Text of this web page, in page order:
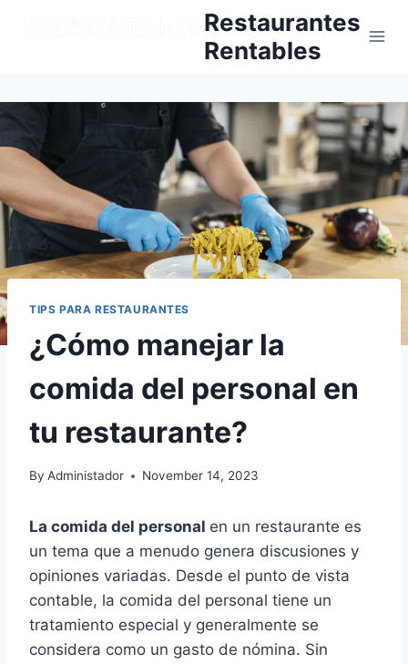
Restaurantes
Rentables
TIPS PARA RESTAURANTES
¿Cómo manejar la
comida del personal en
tu restaurante?
By Administador November 14, 2023
La comida del personal en un restaurante es
un tema que a menudo genera discusiones y
opiniones variadas. Desde el punto de vista
contable, la comida del personal tiene un
tratamiento especial y generalmente se
considera como un gasto de nómina. Sin